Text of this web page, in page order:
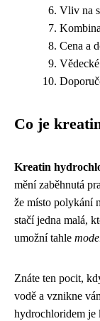
Vliv na
Cena a
Co je
Kreatin
mění zaběhnutá
že místo polykání
stačí jedna malá,
umožní tahle
Znáte ten pocit,
vodě a vznikne
hydrochloridem je